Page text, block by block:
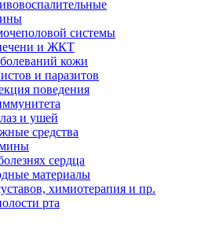
системы
и ЖКТ
кожи
и паразитов
поведения
и ушей
средства
сердца
материалы
химиотерапия и пр.
рта